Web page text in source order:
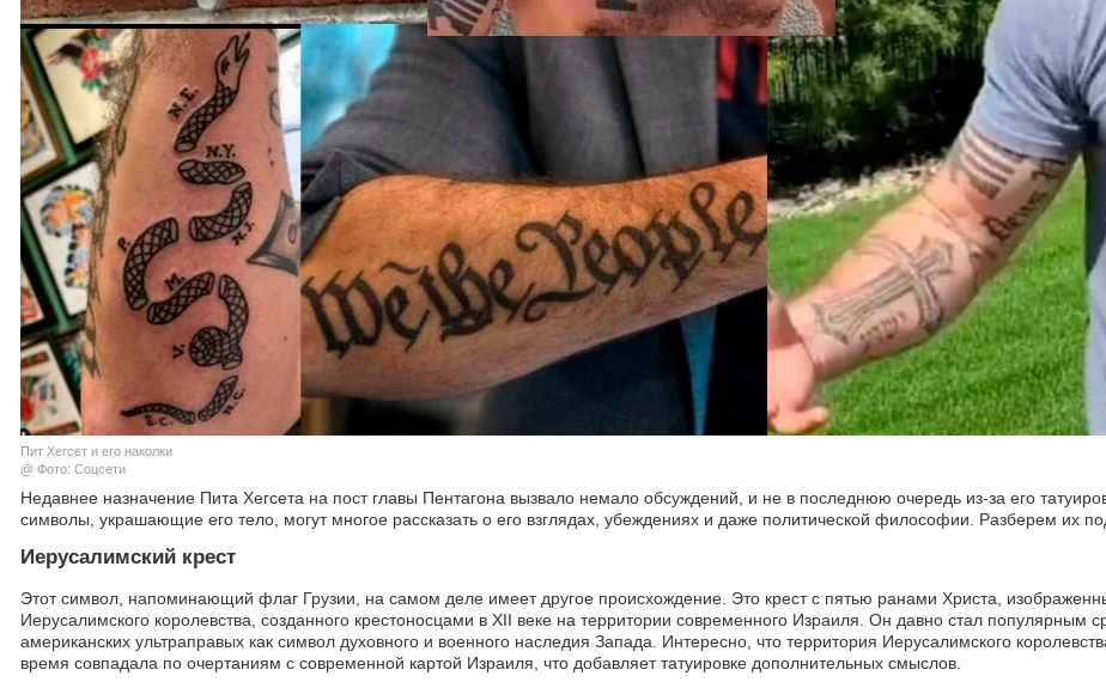
Пит Хегсет и его наколки
@ Фото: Соцсети
Недавнее назначение Пита Хегсета на пост главы Пентагона вызвало немало обсуждений, и не в последнюю очередь из-за его
символы, украшающие его тело, могут многое рассказать о его взглядах, убеждениях и даже политической философии. Разберем их
Иерусалимский крест
Этот символ, напоминающий флаг Грузии, на самом деле имеет другое происхождение. Это крест с пятью ранами Христа,
Иерусалимского королевства, созданного крестоносцами в XII веке на территории современного Израиля. Он давно стал популярным
американских ультраправых как символ духовного и военного наследия Запада. Интересно, что территория Иерусалимского
время совпадала по очертаниям с современной картой Израиля, что добавляет татуировке дополнительных смыслов.